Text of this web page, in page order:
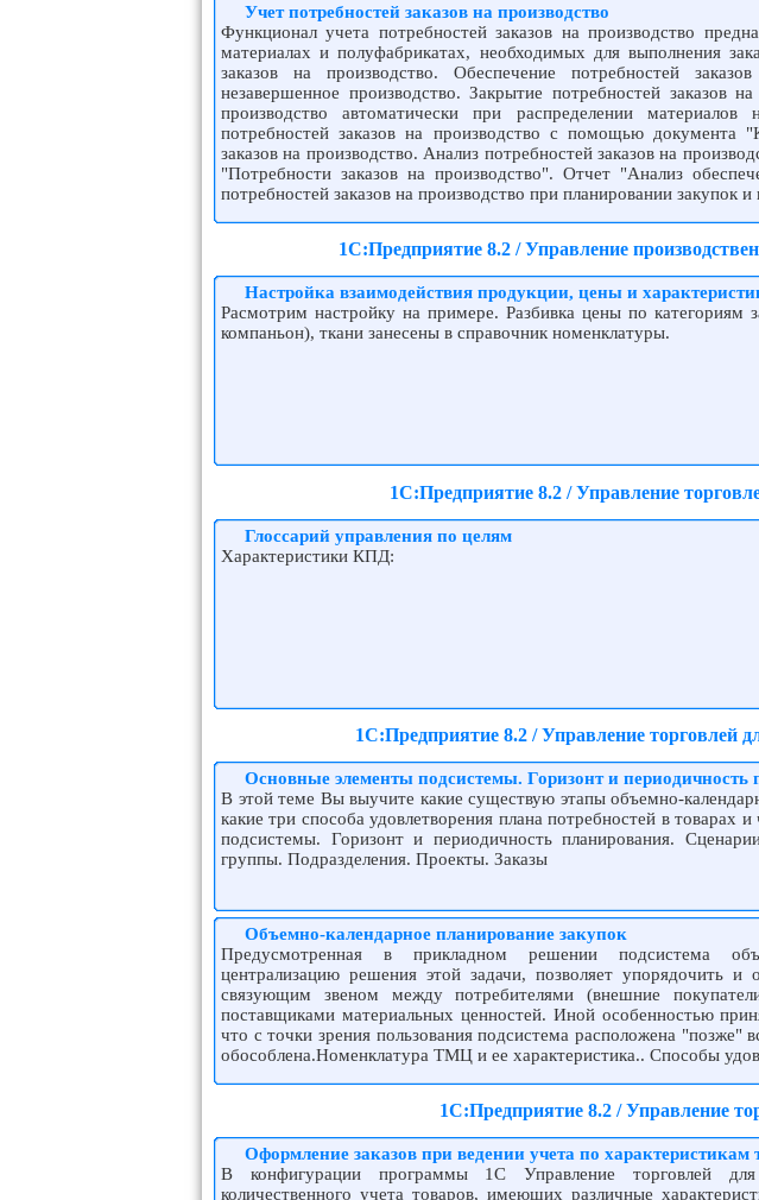
Учет потребностей заказов на производство
Функционал учета потребностей заказов на производство
материалах и полуфабрикатах, необходимых для выполнения
заказов на производство. Обеспечение потребностей
незавершенное производство. Закрытие потребностей заказов
производство автоматически при распределении
потребностей заказов на производство с помощью документа
заказов на производство. Анализ потребностей заказов на
"Потребности заказов на производство". Отчет "Анализ
потребностей заказов на производство при планировании закупок и
1С:Предприятие 8.2 / Управление
Настройка взаимодействия продукции, цены и
Расмотрим настройку на примере. Разбивка цены по категориям
компаньон), ткани занесены в справочник номенклатуры.
1С:Предприятие 8.2 / Управление
Глоссарий управления по целям
Характеристики КПД:
1С:Предприятие 8.2 / Управление торговлей
Основные элементы подсистемы. Горизонт и периодичность
В этой теме Вы выучите какие существую этапы объемно-
какие три способа удовлетворения плана потребностей в товарах
подсистемы. Горизонт и периодичность планирования.
группы. Подразделения. Проекты. Заказы
Объемно-календарное планирование закупок
Предусмотренная в прикладном решении подсистема
централизацию решения этой задачи, позволяет упорядочить и
связующим звеном между потребителями (внешние
поставщиками материальных ценностей. Иной особенностью
что с точки зрения пользования подсистема расположена
обособлена.Номенклатура ТМЦ и ее характеристика.. Способы
1С:Предприятие 8.2 / Управление
Оформление заказов при ведении учета по характеристикам
В конфигурации программы 1С Управление торговлей
количественного учета товаров, имеющих различные